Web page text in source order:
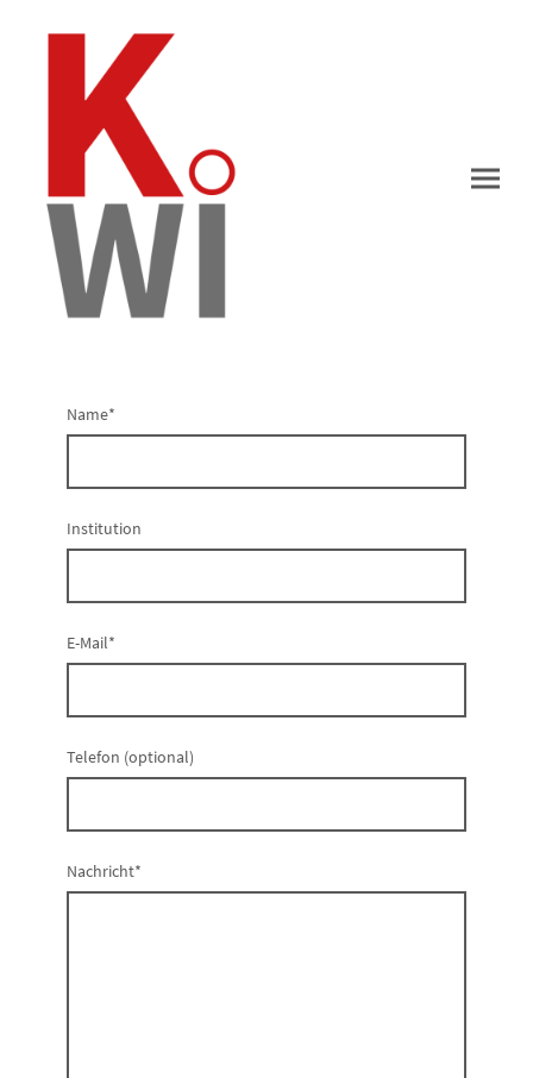
Name*
Institution
E-Mail*
Telefon (optional)
Nachricht*